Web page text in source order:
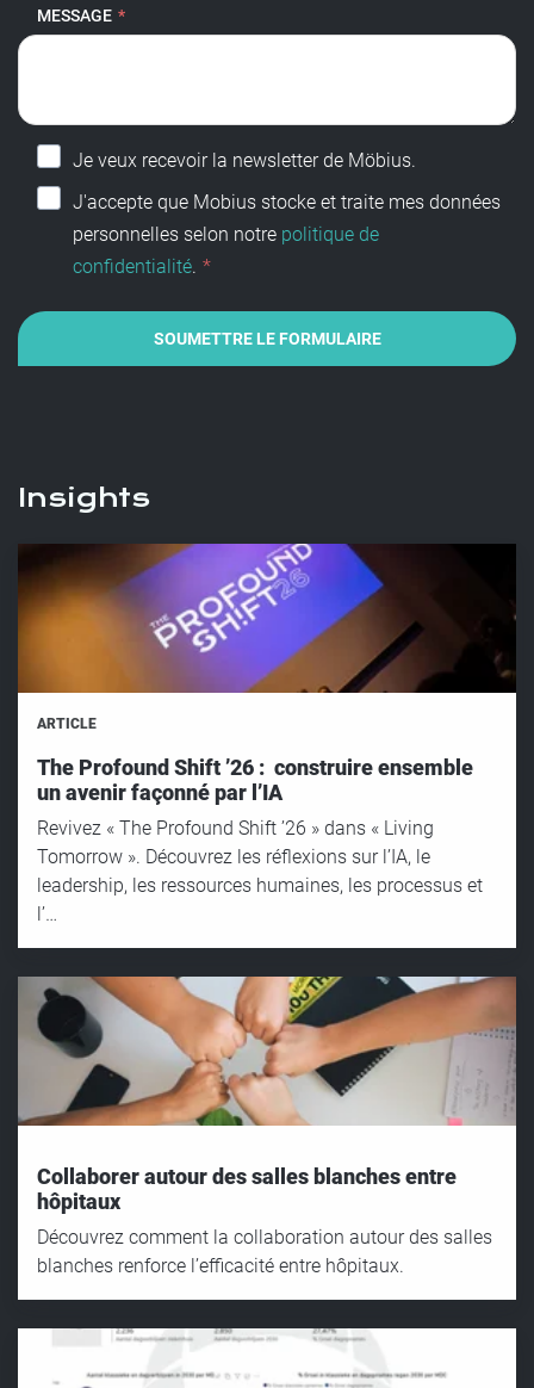
MESSAGE *
Je veux recevoir la newsletter de Möbius.
J'accepte que Mobius stocke et traite mes données
personnelles selon notre politique de
confidentialité. *
Insights
ARTICLE
The Profound Shift ’26 : construire ensemble
un avenir façonné par l’IA
Revivez « The Profound Shift ’26 » dans « Living
Tomorrow ». Découvrez les réflexions sur l’IA, le
leadership, les ressources humaines, les processus et
l’…
Collaborer autour des salles blanches entre
hôpitaux
Découvrez comment la collaboration autour des salles
blanches renforce l’efficacité entre hôpitaux.